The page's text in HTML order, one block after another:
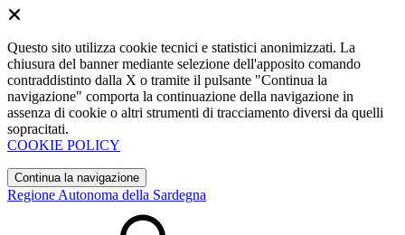
Questo sito utilizza cookie tecnici e statistici anonimizzati. La
chiusura del banner mediante selezione dell'apposito comando
contraddistinto dalla X o tramite il pulsante "Continua la
navigazione" comporta la continuazione della navigazione in
assenza di cookie o altri strumenti di tracciamento diversi da quelli
sopracitati.
COOKIE POLICY
Continua la navigazione
Regione Autonoma della Sardegna